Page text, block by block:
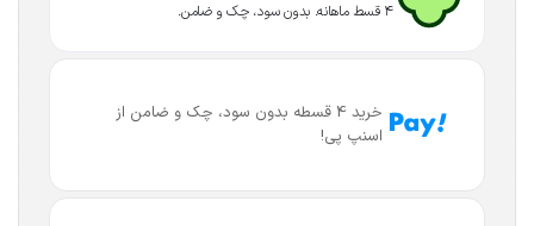
۴ قسط ماهانه. بدون سود، چک و ضامن.
خرید 4 قسطه بدون سود، چک و ضامن از
اسنپ پی!